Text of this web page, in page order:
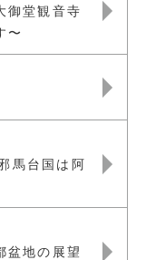
御堂観音寺
〜
馬台国は阿
盆地の展望